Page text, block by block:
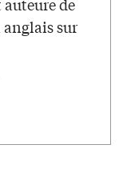
anglais sur